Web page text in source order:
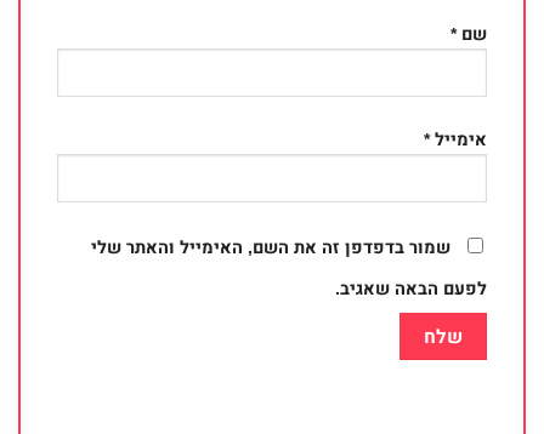
שם*
אימייל*
שמור בדפדפן זה את השם, האימייל והאתר שלי
לפעם הבאה שאגיב.